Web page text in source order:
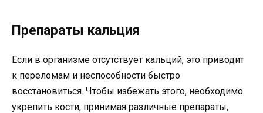
Препараты кальция
Если в организме отсутствует кальций, это приводит
к переломам и неспособности быстро
восстановиться. Чтобы избежать этого, необходимо
укрепить кости, принимая различные препараты,